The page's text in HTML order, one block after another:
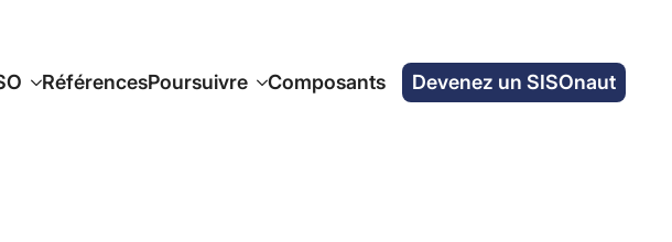
RéférencesPoursuivre Composants Devenez un SISOnaut